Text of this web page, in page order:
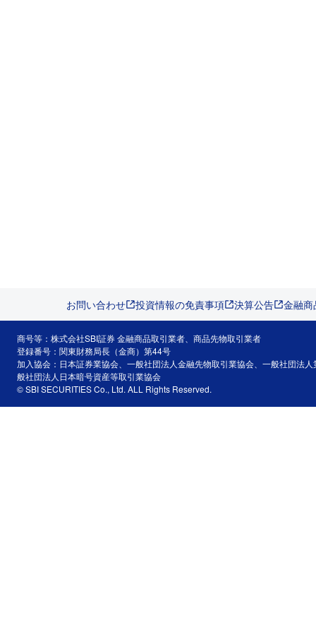
お問い合わせ 投資情報の免責事項 決算公告 金融
商号等：株式会社SBI証券 金融商品取引業者、商品先物取引業者
登録番号：関東財務局長（金商）第44号
加入協会：日本証券業協会、一般社団法人金融先物取引業協会、一般社団法
般社団法人日本暗号資産等取引業協会
© SBI SECURITIES Co., Ltd. ALL Rights Reserved.